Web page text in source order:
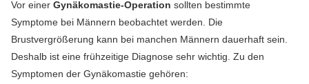
Vor einer Gynäkomastie-Operation sollten bestimmte
Symptome bei Männern beobachtet werden. Die
Brustvergrößerung kann bei manchen Männern dauerhaft sein.
Deshalb ist eine frühzeitige Diagnose sehr wichtig. Zu den
Symptomen der Gynäkomastie gehören: